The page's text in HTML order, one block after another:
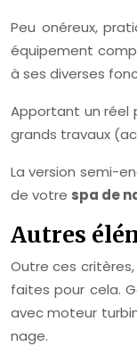
Peu onéreux,
équipement
à ses diverses
Apportant un réel
grands travaux
La version semi-
de votre spa de
Autres
Outre ces
faites pour cela.
avec moteur
nage.